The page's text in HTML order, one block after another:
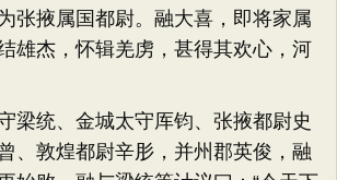
张掖属国都尉。融大喜，即将家属
雄杰，怀辑羌虏，甚得其欢心，河
统、金城太守厍钧、张掖都尉史
、敦煌都尉辛肜，并州郡英俊，融